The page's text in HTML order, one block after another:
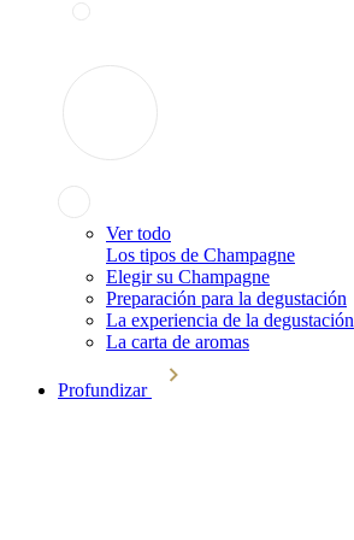
Ver todo
Los tipos de Champagne
Elegir su Champagne
Preparación para la degustación
La experiencia de la degustación
La carta de aromas
Profundizar